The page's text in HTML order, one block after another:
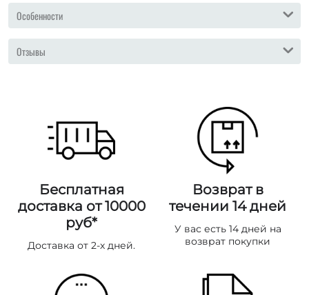
Особенности
Отзывы
Бесплатная
доставка от 10000
руб*
Доставка от 2-х дней.
Возврат в
течении 14 дней
У вас есть 14 дней на
возврат покупки